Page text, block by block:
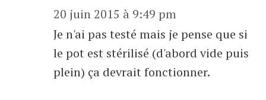
20 juin 2015 à 9:49 pm
Je n'ai pas testé mais je pense que si
le pot est stérilisé (d'abord vide puis
plein) ça devrait fonctionner.